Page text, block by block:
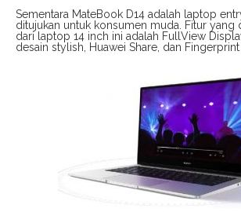
Sementara MateBook D14 adalah laptop
ditujukan untuk konsumen muda. Fitur yang
dari laptop 14 inch ini adalah FullView
desain stylish, Huawei Share, dan